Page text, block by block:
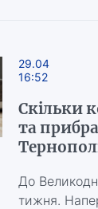
29.04
16:52
Скільки
та
До
тижня.